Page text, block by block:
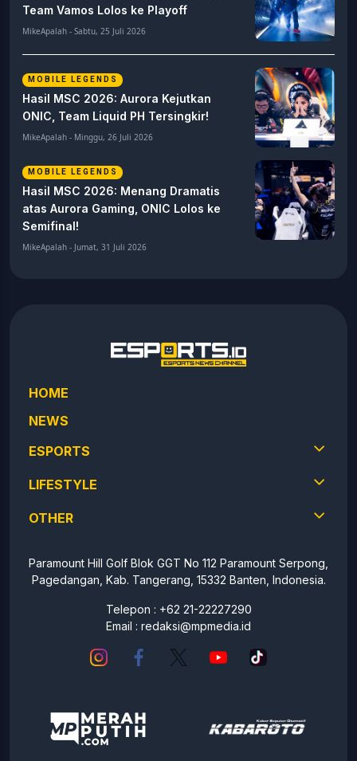
Team Vamos Lolos ke Playoff
MikeApalah - Sabtu, 25 Juli 2026
MOBILE LEGENDS
Hasil MSC 2026: Aurora Kejutkan
ONIC, Team Liquid PH Tersingkir!
MikeApalah - Minggu, 26 Juli 2026
MOBILE LEGENDS
Hasil MSC 2026: Menang Dramatis
atas Aurora Gaming, ONIC Lolos ke
Semifinal!
MikeApalah - Jumat, 31 Juli 2026
HOME
NEWS
ESPORTS
LIFESTYLE
OTHER
Paramount Hill Golf Blok GGT No 112 Paramount Serpong,
Pagedangan, Kab. Tangerang, 15332 Banten, Indonesia.
Telepon : +62 21-22227290
Email : redaksi@mpmedia.id